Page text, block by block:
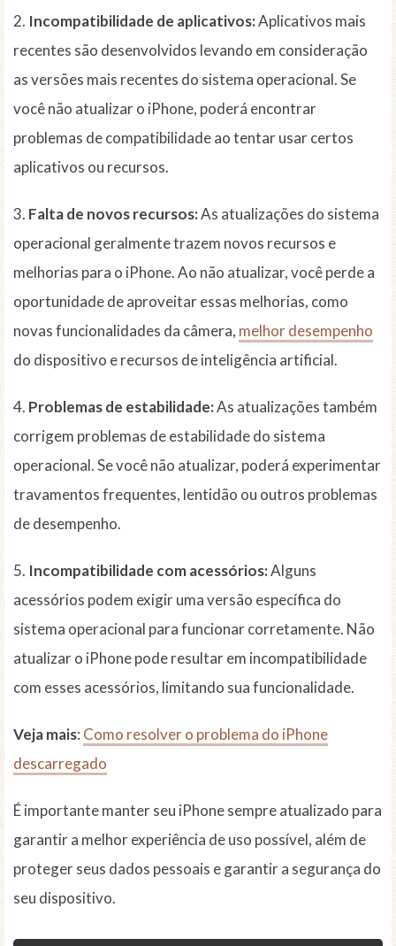
2. Incompatibilidade de aplicativos:Aplicativos mais
recentes são desenvolvidos levando em consideração
as versões mais recentes do sistema operacional. Se
você não atualizar o iPhone, poderá encontrar
problemas de compatibilidade ao tentar usar certos
aplicativos ou recursos.
3. Falta de novos recursos:As atualizações do sistema
operacional geralmente trazem novos recursos e
melhorias para o iPhone. Ao não atualizar, você perde a
oportunidade de aproveitar essas melhorias, como
novas funcionalidades da câmera, melhor desempenho
do dispositivo e recursos de inteligência artificial.
4. Problemas de estabilidade:As atualizações também
corrigem problemas de estabilidade do sistema
operacional. Se você não atualizar, poderá experimentar
travamentos frequentes, lentidão ou outros problemas
de desempenho.
5. Incompatibilidade com acessórios:Alguns
acessórios podem exigir uma versão específica do
sistema operacional para funcionar corretamente. Não
atualizar o iPhone pode resultar em incompatibilidade
com esses acessórios, limitando sua funcionalidade.
Veja mais: Como resolver o problema do iPhone
descarregado
É importante manter seu iPhone sempre atualizado para
garantir a melhor experiência de uso possível, além de
proteger seus dados pessoais e garantir a segurança do
seu dispositivo.